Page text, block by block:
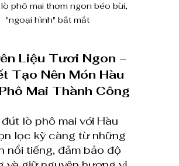
phô mai thơm ngon béo bùi,
"ngoại hình" bắt mắt
Liệu Tươi Ngon –
Tạo Nên Món Hàu
Mai Thành Công
lò phô mai với Hàu
lọc kỹ càng từ những
nổi tiếng, đảm bảo độ